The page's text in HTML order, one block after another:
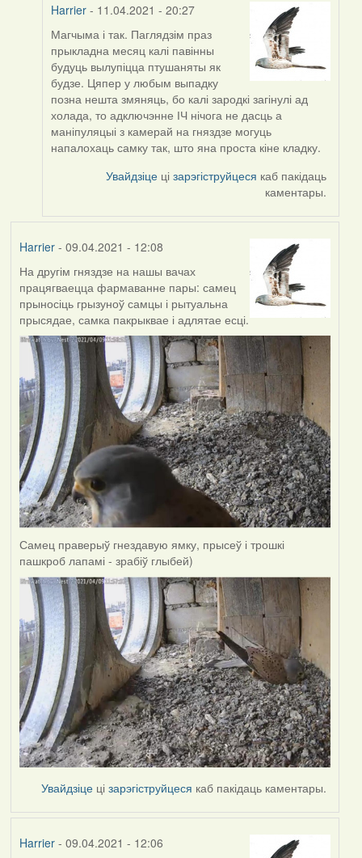
Harrier - 11.04.2021 - 20:27
In
reply
to
by
ZNR
Магчыма і так. Паглядзім праз
прыкладна месяц калі павінны
будуць вылупіцца птушаняты як
будзе. Цяпер у любым выпадку
позна нешта змяняць, бо калі зародкі загінулі ад
холада, то адключэнне ІЧ нічога не дасць а
маніпуляцыі з камерай на гняздзе могуць
напалохаць самку так, што яна проста кіне кладку.
Увайдзіце цізарэгіструйцеся каб пакідаць
каментары.
Harrier- 09.04.2021 - 12:08
На другім гняздзе на нашы вачах
працягваецца фармаванне пары: самец
прыносіць грызуноў самцы і рытуальна
прысядае, самка пакрыквае і адлятае есці.
Самец праверыў гнездавую ямку, прысеў і трошкі
пашкроб лапамі - зрабіў глыбей)
Увайдзіце цізарэгіструйцеся каб пакідаць каментары.
Harrier- 09.04.2021 - 12:06